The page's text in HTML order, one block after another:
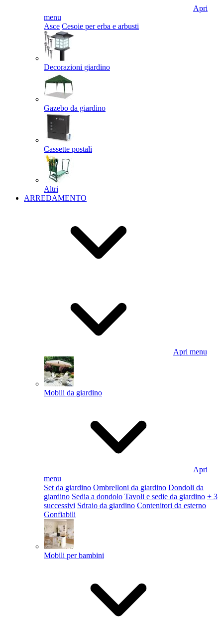
Apri
menu
Asce Cesoie per erba e arbusti
Decorazioni giardino
Gazebo da giardino
Cassette postali
Altri
ARREDAMENTO
Apri menu
Mobili da giardino
Apri
menu
Set da giardino Ombrelloni da giardino Dondoli da
giardino Sedia a dondolo Tavoli e sedie da giardino + 3
successivi Sdraio da giardino Contenitori da esterno
Gonfiabili
Mobili per bambini